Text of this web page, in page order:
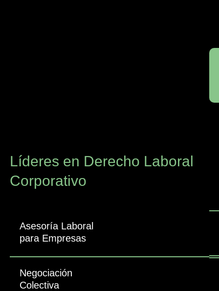
Líderes en Derecho Laboral
Corporativo
Asesoría Laboral
para Empresas
Negociación
Colectiva